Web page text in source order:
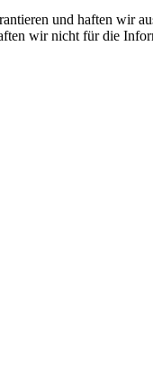
und haften wir
wir nicht für die